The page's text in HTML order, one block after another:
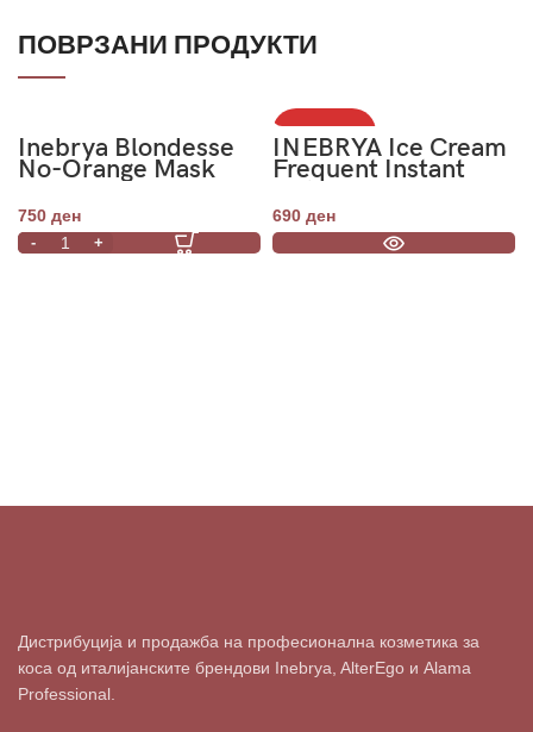
ПОВРЗАНИ ПРОДУКТИ
Inebrya Blondesse
No-Orange Mask
750 ден
INEBRYA Ice Cream
Frequent Instant
Detangler 200ml
690 ден
Дистрибуција и продажба на професионална козметика за
коса од италијанските брендови Inebrya, AlterEgo и Alama
Professional.